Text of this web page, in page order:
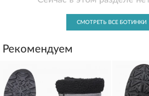
СМОТРЕТЬ ВСЕ БОТИНКИ
Рекомендуем